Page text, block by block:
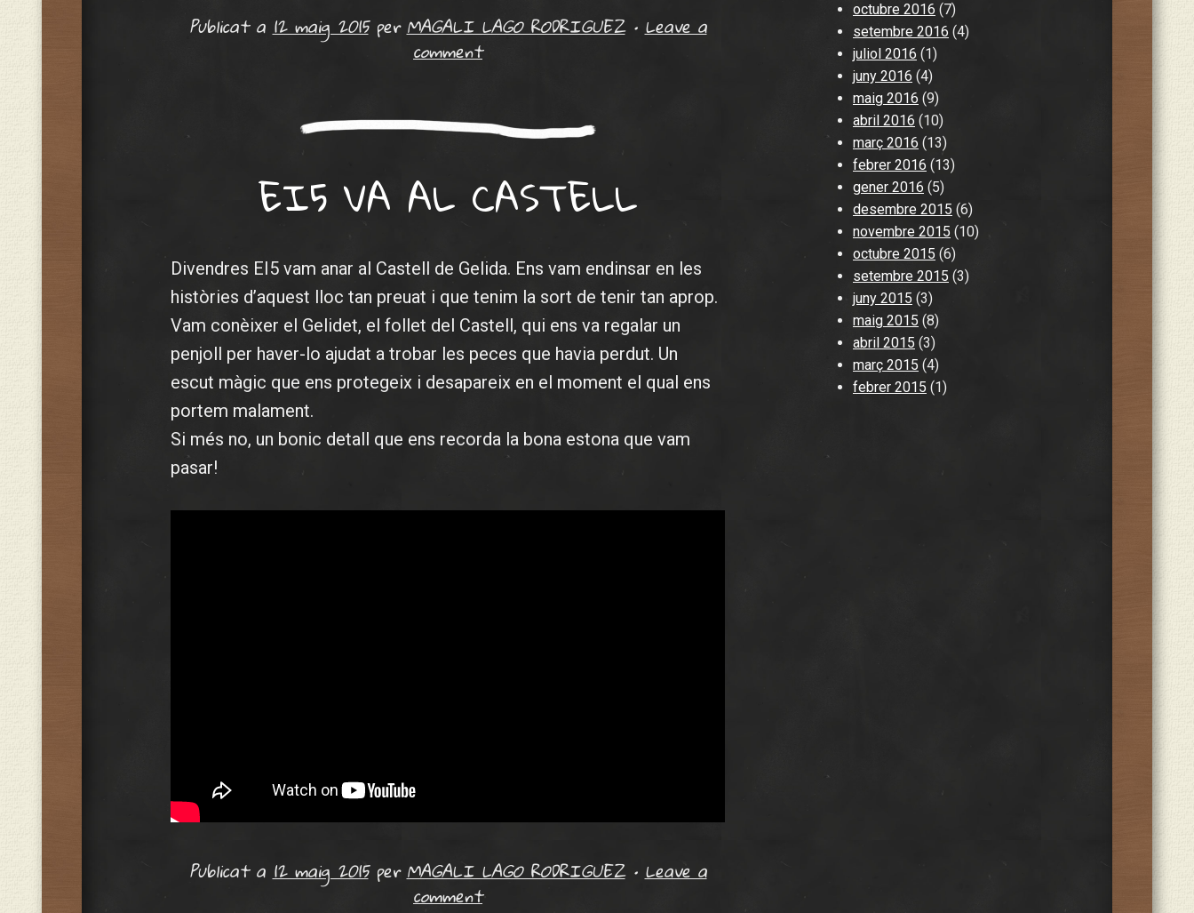
Publicat a12 maig 2015perMAGALI LAGO RODRIGUEZ •Leave a
comment
EI5 VA AL CASTELL
Divendres EI5 vam anar al Castell de Gelida. Ens vam endinsar en les
històries d’aquest lloc tan preuat i que tenim la sort de tenir tan aprop.
Vam conèixer el Gelidet, el follet del Castell, qui ens va regalar un
penjoll per haver-lo ajudat a trobar les peces que havia perdut. Un
escut màgic que ens protegeix i desapareix en el moment el qual ens
portem malament.
Si més no, un bonic detall que ens recorda la bona estona que vam
pasar!
Publicat a12 maig 2015perMAGALI LAGO RODRIGUEZ •Leave a
comment
octubre 2016 (7)
setembre 2016 (4)
juliol 2016 (1)
juny 2016 (4)
maig 2016 (9)
abril 2016 (10)
març 2016 (13)
febrer 2016 (13)
gener 2016 (5)
desembre 2015 (6)
novembre 2015 (10)
octubre 2015 (6)
setembre 2015 (3)
juny 2015 (3)
maig 2015 (8)
abril 2015 (3)
març 2015 (4)
febrer 2015 (1)